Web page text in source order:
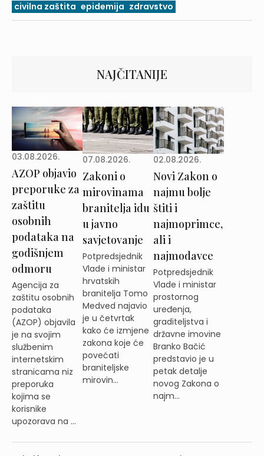
civilna zaštita epidemija zdravstvo
NAJČITANIJE
03.08.2026.
AZOP objavio
preporuke za
zaštitu
osobnih
podataka na
godišnjem
odmoru
Agencija za
zaštitu osobnih
podataka
(AZOP) objavila
je na svojim
službenim
internetskim
stranicama niz
preporuka
kojima se
korisnike
upozorava na ...
07.08.2026.
Zakoni o
mirovinama
branitelja idu
u javno
savjetovanje
Potpredsjednik
Vlade i ministar
hrvatskih
branitelja Tomo
Medved najavio
je u četvrtak
kako će izmjene
zakona koje će
povećati
braniteljske
mirovin...
02.08.2026.
Novi Zakon o
najmu bolje
štiti i
najmoprimce,
ali i
najmodavce
Potpredsjednik
Vlade i ministar
prostornog
uređenja,
graditeljstva i
državne imovine
Branko Bačić
predstavio je u
petak detalje
novog Zakona o
najm...